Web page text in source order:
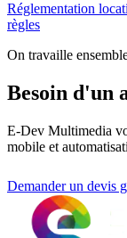
Réglementation
règles
On travaille
Besoin d'un
E-Dev Multimedia
mobile et
Demander un devis